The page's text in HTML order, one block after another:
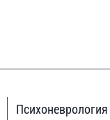
Психоневрология